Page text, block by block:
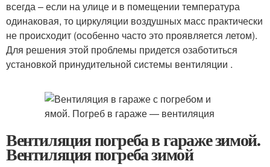
всегда – если на улице и в помещении температура
одинаковая, то циркуляции воздушных масс практически
не происходит (особенно часто это проявляется летом).
Для решения этой проблемы придется озаботиться
установкой принудительной системы вентиляции .
Вентиляция погреба в гараже зимой.
Вентиляция погреба зимой